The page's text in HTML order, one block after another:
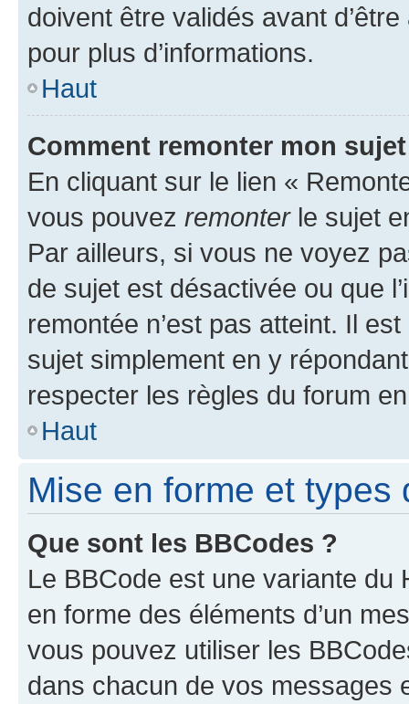
doivent être validés avant
pour plus d’informations.
Haut
Comment remonter mon
En cliquant sur le lien «
vous pouvez remonterle sujet
Par ailleurs, si vous ne voyez
de sujet est désactivée ou que
remontée n’est pas atteint. Il
sujet simplement en y
respecter les règles du forum
Haut
Mise en forme et types
Que sont les BBCodes ?
Le BBCode est une variante du
en forme des éléments d’un
vous pouvez utiliser les
dans chacun de vos messages